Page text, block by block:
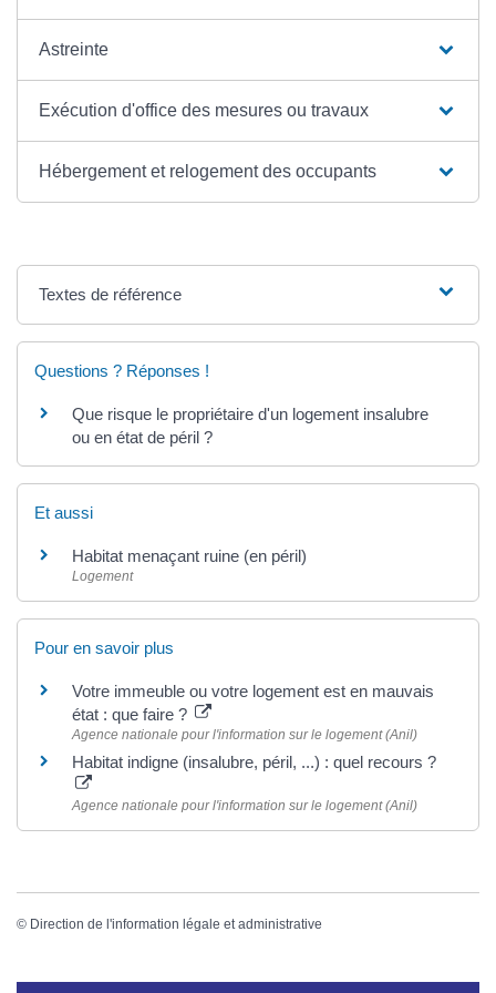
Astreinte
Exécution d'office des mesures ou travaux
Hébergement et relogement des occupants
Textes de référence
Questions ? Réponses !
Que risque le propriétaire d'un logement insalubre
ou en état de péril ?
Et aussi
Habitat menaçant ruine (en péril)
Logement
Pour en savoir plus
Votre immeuble ou votre logement est en mauvais
état : que faire ?
Agence nationale pour l'information sur le logement (Anil)
Habitat indigne (insalubre, péril, ...) : quel recours ?
Agence nationale pour l'information sur le logement (Anil)
© Direction de l'information légale et administrative